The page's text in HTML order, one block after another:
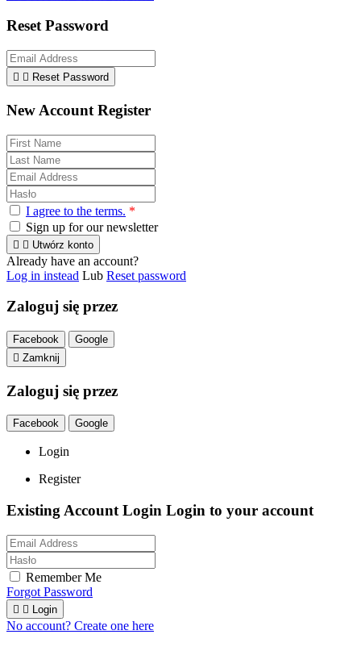
Reset Password
  Reset Password
New Account Register
I agree to the terms. *
Sign up for our newsletter
  Utwórz konto
Already have an account?
Log in instead Lub Reset password
Zaloguj się przez
Facebook
Google
 Zamknij
Zaloguj się przez
Facebook Google
Login
Register
Existing Account Login Login to your account
Remember Me
Forgot Password
  Login
No account? Create one here